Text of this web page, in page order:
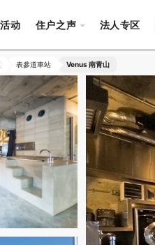
活动 住户之声 法人专区
表參道車站 Venus 南青山